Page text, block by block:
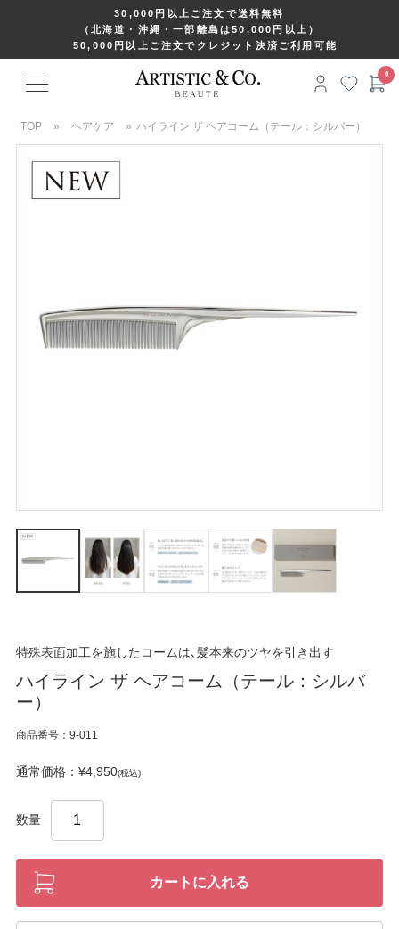
30,000円以上ご注文で送料無料
（北海道・沖縄・一部離島は50,000円以上）
50,000円以上ご注文でクレジット決済ご利用可能
TOP » ヘアケア » ハイライン ザ ヘアコーム（テール：シルバー）
特殊表面加工を施したコームは､髪本来のツヤを引き出す
ハイライン ザ ヘアコーム（テール：シルバ
ー）
商品番号：9-011
通常価格：¥4,950(税込)
数量
カートに入れる